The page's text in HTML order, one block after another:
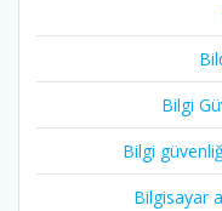
Bilgi
Bilgi
Bilgisayar